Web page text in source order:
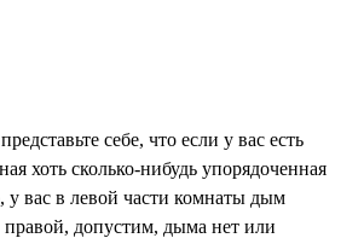
себе, что если у вас есть
хоть сколько-нибудь упорядоченная
у вас в левой части комнаты дым
правой, допустим, дыма нет или